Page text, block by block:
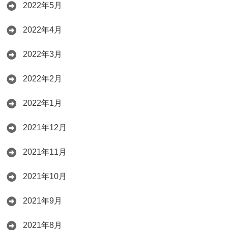
2022年5月
2022年4月
2022年3月
2022年2月
2022年1月
2021年12月
2021年11月
2021年10月
2021年9月
2021年8月